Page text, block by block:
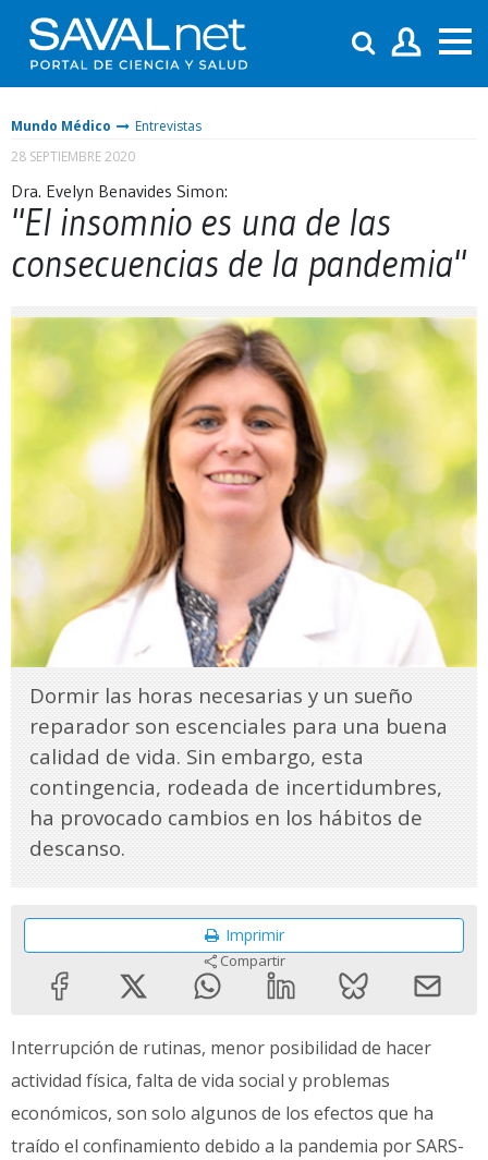
Mundo Médico
Entrevistas
28 SEPTIEMBRE 2020
Dra. Evelyn Benavides Simon:
"El insomnio es una de las
consecuencias de la pandemia"
Dormir las horas necesarias y un sueño
reparador son escenciales para una buena
calidad de vida. Sin embargo, esta
contingencia, rodeada de incertidumbres,
ha provocado cambios en los hábitos de
descanso.
Imprimir
Compartir
Interrupción de rutinas, menor posibilidad de hacer
actividad física, falta de vida social y problemas
económicos, son solo algunos de los efectos que ha
traído el confinamiento debido a la pandemia por SARS-